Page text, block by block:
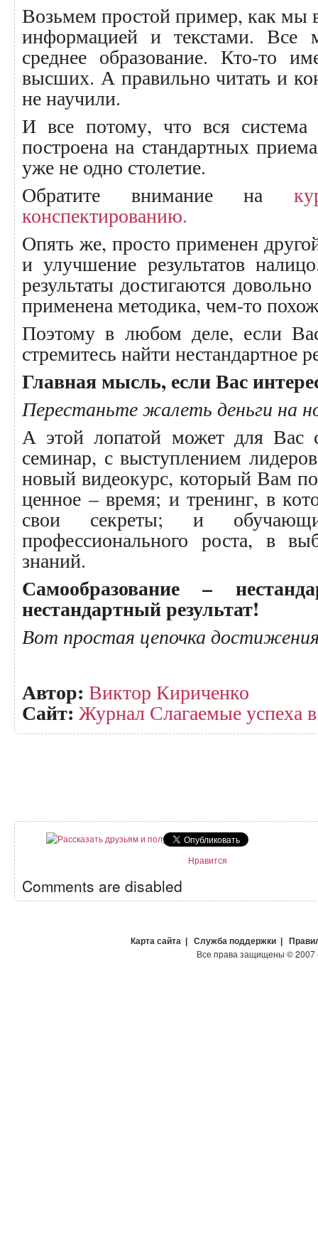
Возьмем простой пример, как мы
информацией и текстами.
среднее образование. Кто-то
высших. А правильно читать и
не научили.
И все потому, что вся система
построена на стандартных
уже не одно столетие.
Обратите внимание на
конспектированию.
Опять же, просто применен
и улучшение результатов
результаты достигаются
применена методика, чем-то
Поэтому в любом деле, если Вас
стремитесь найти нестандартное
Главная мысль, если Вас
Перестаньте жалеть деньги на
А этой лопатой может для Вас
семинар, с выступлением
новый видеокурс, который Вам
ценное – время; и тренинг, в
свои секреты; и
профессионального роста, в
знаний.
Самообразование –
нестандартный результат!
Вот простая цепочка
Автор: Виктор Кириченко
Сайт: Журнал Слагаемые успеха
Нравится
Comments are disabled
Карта сайта Служба поддержки
Все права защищены ©2007